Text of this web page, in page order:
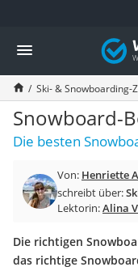
Die beliebtesten
Freizeit & Sport
Gartentrampolin
Trampolin
Metalldetektor
Eufab-Fahrradträger
Trampolin 366 cm
Aluminium-Koffer
Futterboot
E-Bike-Dreirad
Trekkingschuhe Herren
Ski- & Snowboarding-
Snowboard-
Die besten
Von: Henriette
schreibt über:
Lektorin:Alina
Die richtigen
das richtige